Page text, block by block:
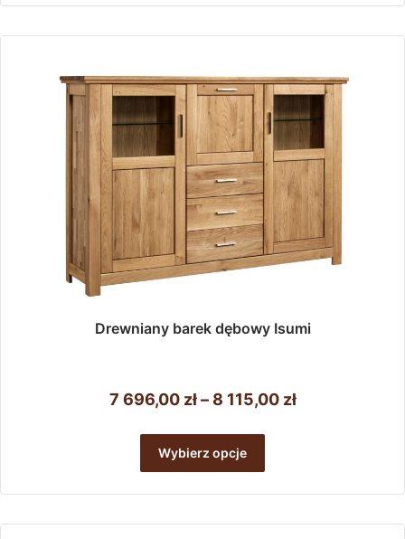
150,00 zł
do
569,00 zł
Opcje
wybrać
na
stronie
produktu
Drewniany barek dębowy Isumi
7 696,00 zł – 8 115,00 złZakres
696,00 zł
do
Wybierz opcje
ma
Opcje